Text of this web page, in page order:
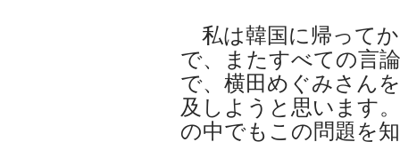
私は韓国に帰って
で、またすべての言
で、横田めぐみさん
及しようと思います
の中でもこの問題を